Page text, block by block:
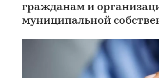
гражданам и
муниципальной